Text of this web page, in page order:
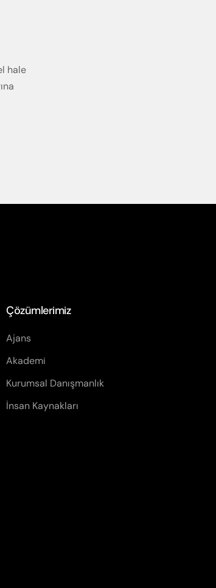
hale
Çözümlerimiz
Ajans
Akademi
Kurumsal Danışmanlık
İnsan Kaynakları